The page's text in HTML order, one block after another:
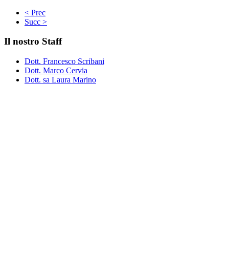
< Prec
Succ >
Il nostro Staff
Dott. Francesco Scribani
Dott. Marco Cervia
Dott. sa Laura Marino